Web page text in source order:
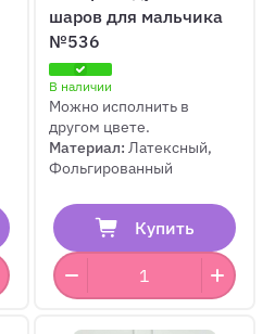
шаров для мальчика
№536
В наличии
Можно исполнить в
другом цвете.
Материал:Латексный,
Фольгированный
Купить